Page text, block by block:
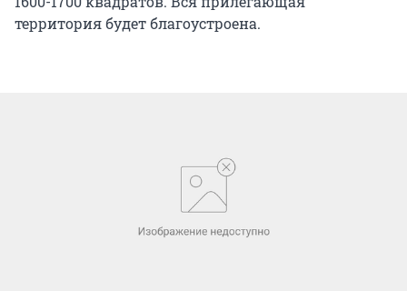
территория будет благоустроена.